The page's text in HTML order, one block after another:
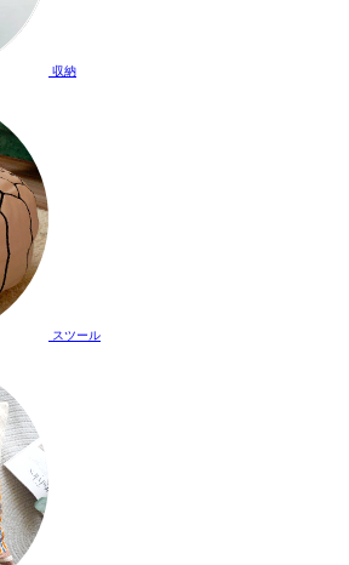
収納
スツール